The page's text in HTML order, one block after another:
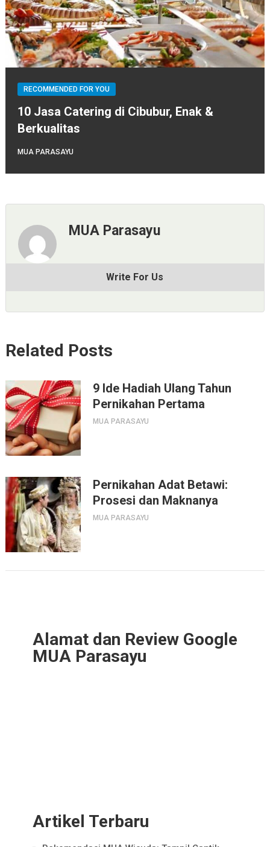
RECOMMENDED FOR YOU
10 Jasa Catering di Cibubur, Enak &
Berkualitas
MUA PARASAYU
MUA Parasayu
Write For Us
Related Posts
9 Ide Hadiah Ulang Tahun
Pernikahan Pertama
MUA PARASAYU
Pernikahan Adat Betawi:
Prosesi dan Maknanya
MUA PARASAYU
Alamat dan Review Google
MUA Parasayu
Artikel Terbaru